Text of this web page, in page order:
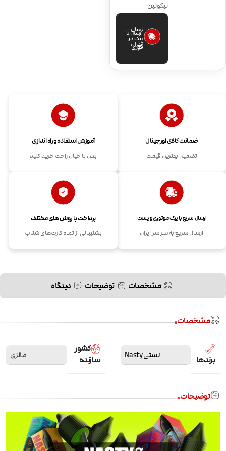
نیکوتین
ارسال
فوری
ارسال با
پیک در
تهران
ضمانت کالای اورجینال
تضمین بهترین قیمت
آموزش استفاده و راه اندازی
پس با خیال راحت خرید کنید
ارسال سریع با پیک موتوری و پست
ارسال سریع به سراسر ایران
پرداخت با روش های مختلف
پشتیبانی از تمام کارت‌های شتاب
مشخصات توضیحات دیدگاه
مشخصات
برندها نستی Nasty
کشور
سازنده
مالزی
توضیحات